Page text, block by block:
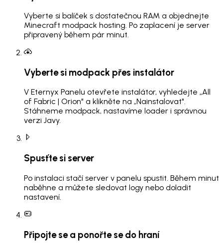
Vyberte si balíček s dostatečnou RAM a objednejte
Minecraft modpack hosting. Po zaplacení je server
připravený během pár minut.
Vyberte si modpack přes instalátor
V Eternyx Panelu otevřete instalátor, vyhledejte „All
of Fabric | Orion" a klikněte na „Nainstalovat".
Stáhneme modpack, nastavíme loader i správnou
verzi Javy.
Spusťte si server
Po instalaci stačí server v panelu spustit. Během minut
naběhne a můžete sledovat logy nebo doladit
nastavení.
Připojte se a ponořte se do hraní